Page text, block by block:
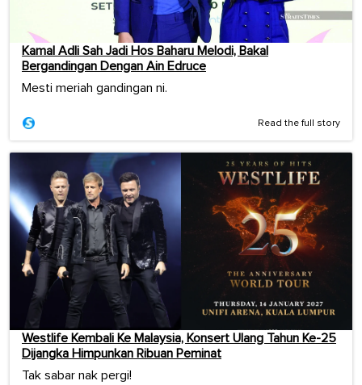
Kamal Adli Sah Jadi Hos Baharu Melodi, Bakal
Bergandingan Dengan Ain Edruce
Mesti meriah gandingan ni.
Read the full story
Westlife Kembali Ke Malaysia, Konsert Ulang Tahun Ke-25
Dijangka Himpunkan Ribuan Peminat
Tak sabar nak pergi!